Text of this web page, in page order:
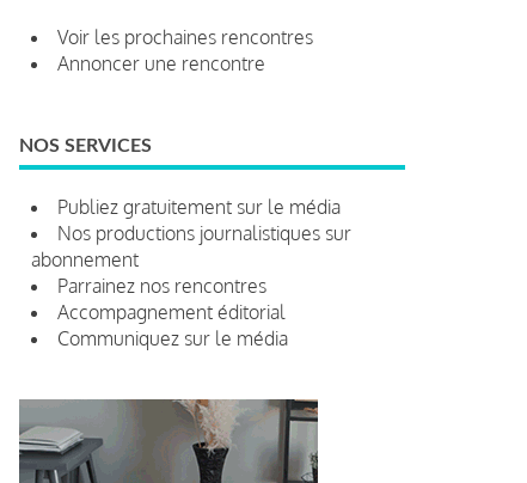
Voir les prochaines rencontres
Annoncer une rencontre
NOS SERVICES
Publiez gratuitement sur le média
Nos productions journalistiques sur
abonnement
Parrainez nos rencontres
Accompagnement éditorial
Communiquez sur le média